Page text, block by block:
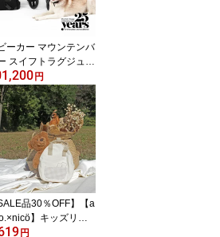
ーカー マウンテンバ
スイフトラグジュア
モデルmountain bug
luxury 新生児か
歳頃まで 3輪 三輪 エ
テックタイヤ ハンド
度調整可能 10イン
ンク心配なし 千鳥
しゃれベビーカー
円
SALE品30％OFF】【a
】キッズリュ
ベビーリュック ビ
円